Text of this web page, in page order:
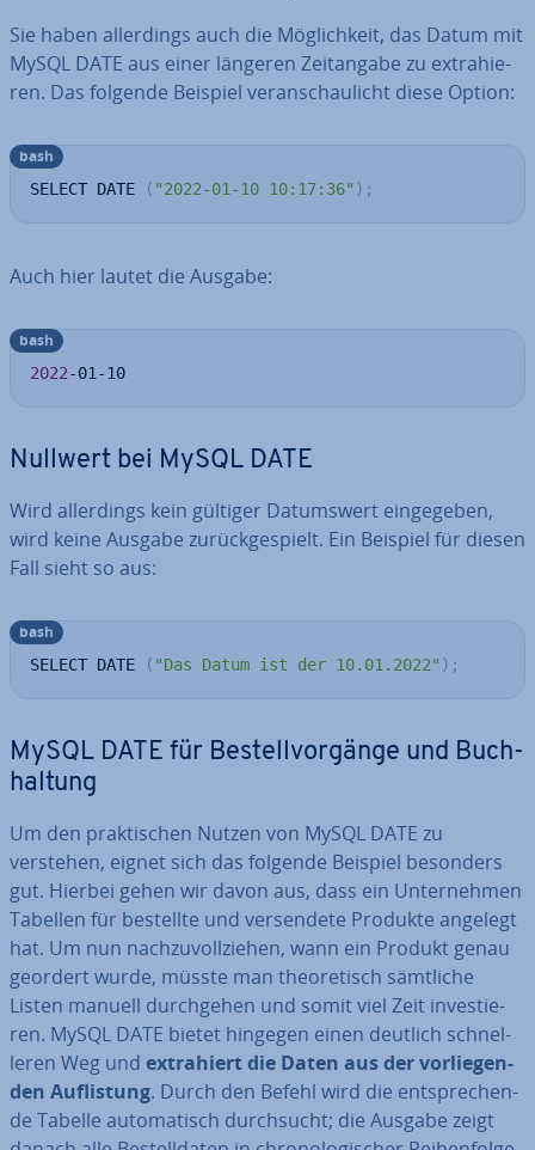
Sie haben al­ler­dings auch die Mög­lich­keit, das Datum mit
MySQL DATE aus einer längeren Zeit­an­ga­be zu ex­tra­hie­
ren. Das folgende Beispiel ver­an­schau­licht diese Option:
SELECT DATE ( "2022-01-10 10:17:36" ) ;
bash
Auch hier lautet die Ausgabe:
2022-01-10
bash
Nullwert bei MySQL DATE
Wird al­ler­dings kein gültiger Da­tums­wert ein­ge­ge­ben,
wird keine Ausgabe zu­rück­ge­spielt. Ein Beispiel für diesen
Fall sieht so aus:
SELECT DATE ( "Das Datum ist der 10.01.2022" ) ;
bash
MySQL DATE für Be­stell­vor­gän­ge und Buch­
hal­tung
Um den prak­ti­schen Nutzen von MySQL DATE zu
verstehen, eignet sich das folgende Beispiel besonders
gut. Hierbei gehen wir davon aus, dass ein Un­ter­neh­men
Tabellen für bestellte und ver­sen­de­te Produkte angelegt
hat. Um nun nach­zu­voll­zie­hen, wann ein Produkt genau
geordert wurde, müsste man theo­re­tisch sämtliche
Listen manuell durch­ge­hen und somit viel Zeit in­ves­tie­
ren. MySQL DATE bietet hingegen einen deutlich schnel­
le­ren Weg und ex­tra­hiert die Daten aus der vor­lie­gen­
den Auf­lis­tung. Durch den Befehl wird die ent­spre­chen­
de Tabelle au­to­ma­tisch durch­sucht; die Ausgabe zeigt